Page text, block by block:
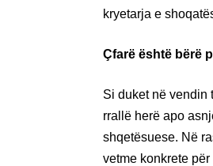
kryetarja e
Çfarë është bërë
Si duket në vendin
rrallë herë apo
shqetësuese. Në
vetme konkrete